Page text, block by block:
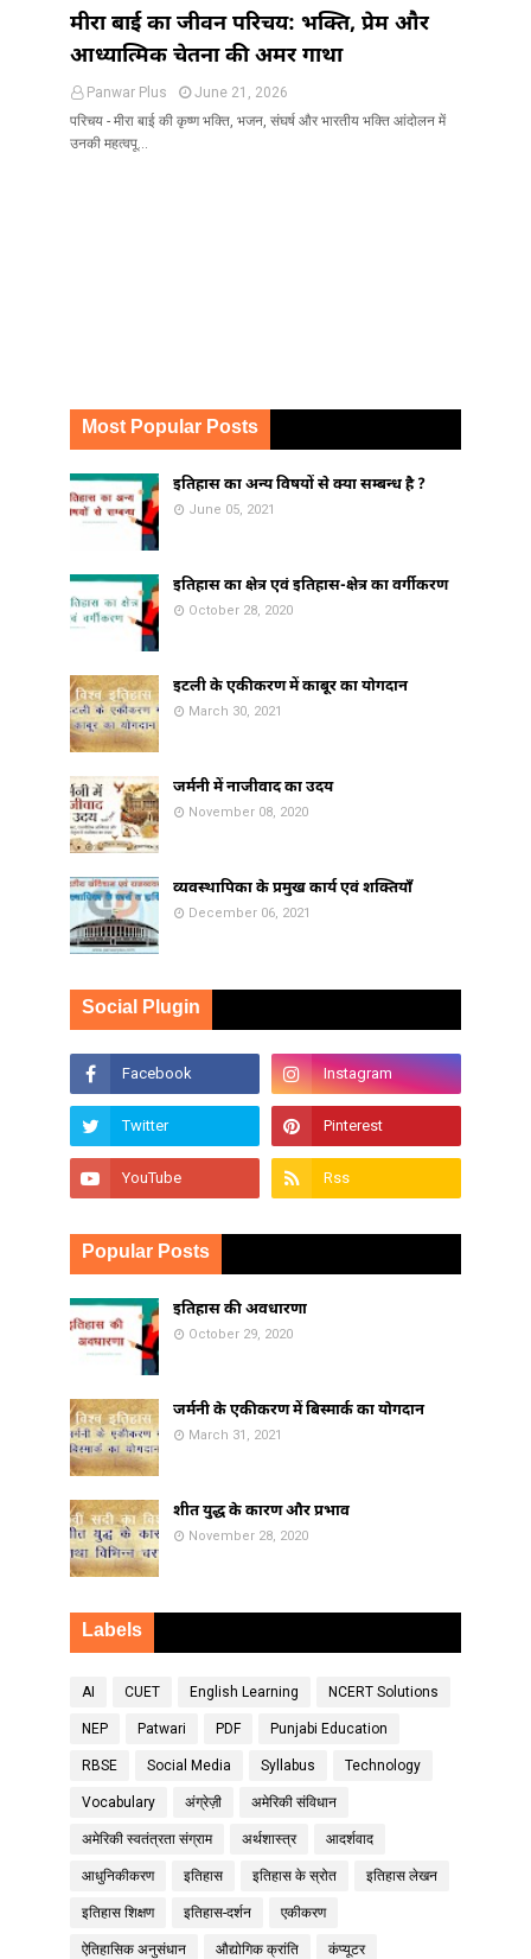
मीरा बाई का जीवन परिचय: भक्ति, प्रेम और
आध्यात्मिक चेतना की अमर गाथा
Panwar Plus
June 21, 2026
परिचय - मीरा बाई की कृष्ण भक्ति, भजन, संघर्ष और भारतीय भक्ति आंदोलन में
उनकी महत्वपू…
Most Popular Posts
इतिहास का अन्य विषयों से क्या सम्बन्ध है ?
June 05, 2021
इतिहास का क्षेत्र एवं इतिहास-क्षेत्र का वर्गीकरण
October 28, 2020
इटली के एकीकरण में काबूर का योगदान
March 30, 2021
जर्मनी में नाजीवाद का उदय
November 08, 2020
व्यवस्थापिका के प्रमुख कार्य एवं शक्तियाँ
December 06, 2021
Social Plugin
Popular Posts
इतिहास की अवधारणा
October 29, 2020
जर्मनी के एकीकरण में बिस्मार्क का योगदान
March 31, 2021
शीत युद्ध के कारण और प्रभाव
November 28, 2020
Labels
AI CUET English Learning NCERT Solutions
NEP Patwari PDF Punjabi Education
RBSE Social Media Syllabus Technology
Vocabulary अंग्रेज़ी अमेरिकी संविधान
अमेरिकी स्वतंत्रता संग्राम अर्थशास्त्र आदर्शवाद
आधुनिकीकरण इतिहास इतिहास के स्रोत इतिहास लेखन
इतिहास शिक्षण इतिहास-दर्शन एकीकरण
ऐतिहासिक अनुसंधान औद्योगिक क्रांति कंप्यूटर